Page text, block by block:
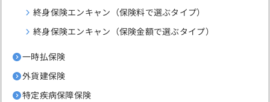
終身保険エンキャン（保険料で選ぶタイプ）
終身保険エンキャン（保険金額で選ぶタイプ）
一時払保険
外貨建保険
特定疾病保障保険